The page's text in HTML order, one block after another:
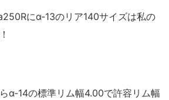
にα-13のリア140サイズは私の
α-14の標準リム幅4.00で許容リム幅